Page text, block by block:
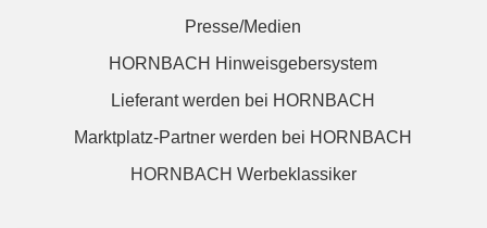
Presse/Medien
HORNBACH Hinweisgebersystem
Lieferant werden bei HORNBACH
Marktplatz-Partner werden bei HORNBACH
HORNBACH Werbeklassiker